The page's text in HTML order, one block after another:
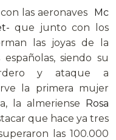
las aeronaves Mc
que junto con los
las joyas de la
siendo su
y ataque a
la primera mujer
la almeriense Rosa
que hace ya tres
las 100.000